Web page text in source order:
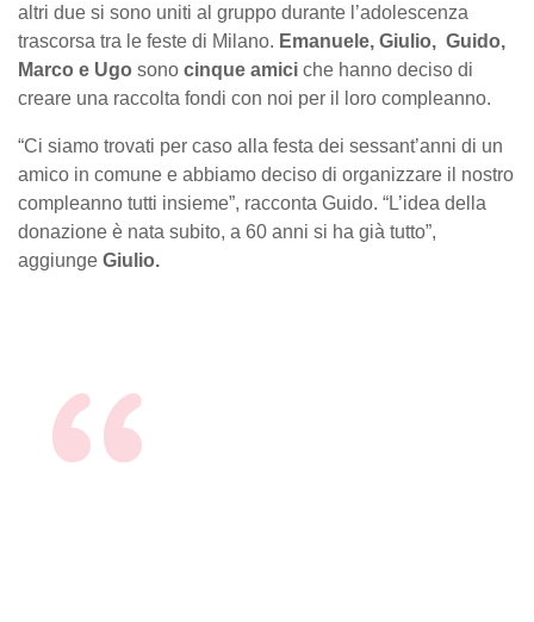
altri due si sono uniti al gruppo durante l’adolescenza
trascorsa tra le feste di Milano. Emanuele, Giulio, Guido,
Marco e Ugo sono cinque amici che hanno deciso di
creare una raccolta fondi con noi per il loro compleanno.
“Ci siamo trovati per caso alla festa dei sessant’anni di un
amico in comune e abbiamo deciso di organizzare il nostro
compleanno tutti insieme”, racconta Guido. “L’idea della
donazione è nata subito, a 60 anni si ha già tutto”,
aggiunge Giulio.